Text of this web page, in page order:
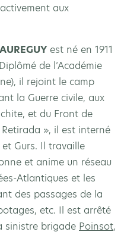
aux
est né en 1911
de l’Académie
il rejoint le camp
la Guerre civile, aux
et du Front de
Retirada », il est interné
Gurs. Il travaille
et anime un réseau
Atlantiques et les
des passages de la
etc. Il est arrêté
sinistre brigade Poinsot,